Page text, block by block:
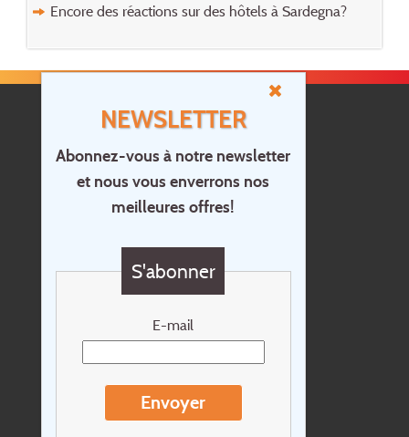
NEWSLETTER
Abonnez-vous à notre newsletter
et nous vous enverrons nos
meilleures offres!
S'abonner
E-mail
Envoyer
Encore des réactions sur des hôtels à Sardegna?
Accueil
Contact
Questions?
Newsletter
Conditions de voyage